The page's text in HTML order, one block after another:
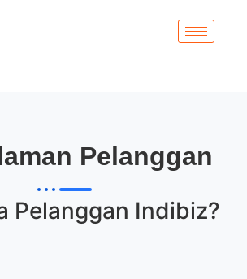
Pelanggan
Pelanggan Indibiz?